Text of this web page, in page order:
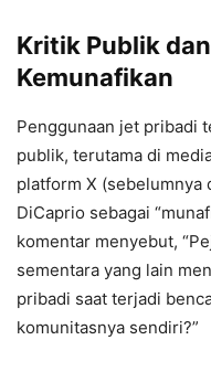
Kritik Publik
Kemunafikan
Penggunaan jet pribadi
publik, terutama di
platform X
DiCaprio sebagai
komentar menyebut,
sementara yang lain
pribadi saat terjadi
komunitasnya sendiri?”